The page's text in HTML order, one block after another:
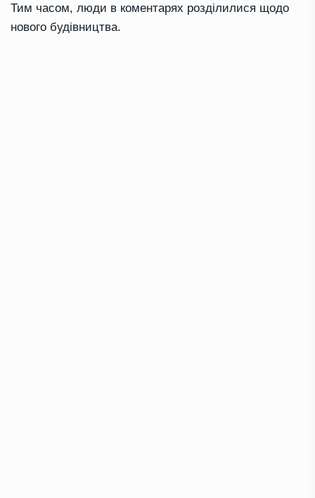
Тим часом, люди в коментарях розділилися щодо
нового будівництва.